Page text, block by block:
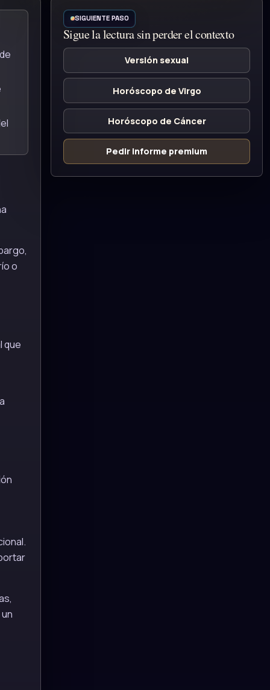
o
que
SIGUIENTE PASO
Sigue la lectura sin perder el contexto
Versión sexual
Horóscopo de Virgo
Horóscopo de Cáncer
Pedir informe premium